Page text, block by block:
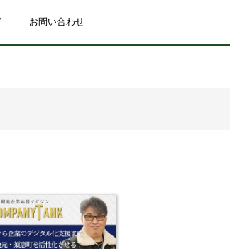
お問い合わせ